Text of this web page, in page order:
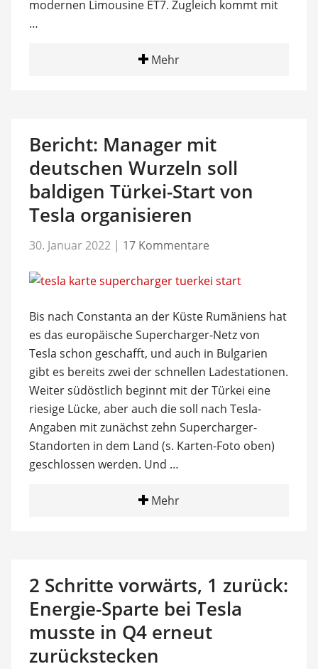
modernen Limousine ET7. Zugleich kommt mit
…
Mehr
Bericht: Manager mit
deutschen Wurzeln soll
baldigen Türkei-Start von
Tesla organisieren
30. Januar 2022 | 17 Kommentare
Bis nach Constanta an der Küste Rumäniens hat
es das europäische Supercharger-Netz von
Tesla schon geschafft, und auch in Bulgarien
gibt es bereits zwei der schnellen Ladestationen.
Weiter südöstlich beginnt mit der Türkei eine
riesige Lücke, aber auch die soll nach Tesla-
Angaben mit zunächst zehn Supercharger-
Standorten in dem Land (s. Karten-Foto oben)
geschlossen werden. Und …
Mehr
2 Schritte vorwärts, 1 zurück:
Energie-Sparte bei Tesla
musste in Q4 erneut
zurückstecken